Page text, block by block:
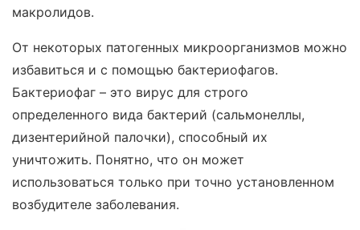
макролидов.
От некоторых патогенных микроорганизмов можно
избавиться и с помощью бактериофагов.
Бактериофаг – это вирус для строго
определенного вида бактерий (сальмонеллы,
дизентерийной палочки), способный их
уничтожить. Понятно, что он может
использоваться только при точно установленном
возбудителе заболевания.